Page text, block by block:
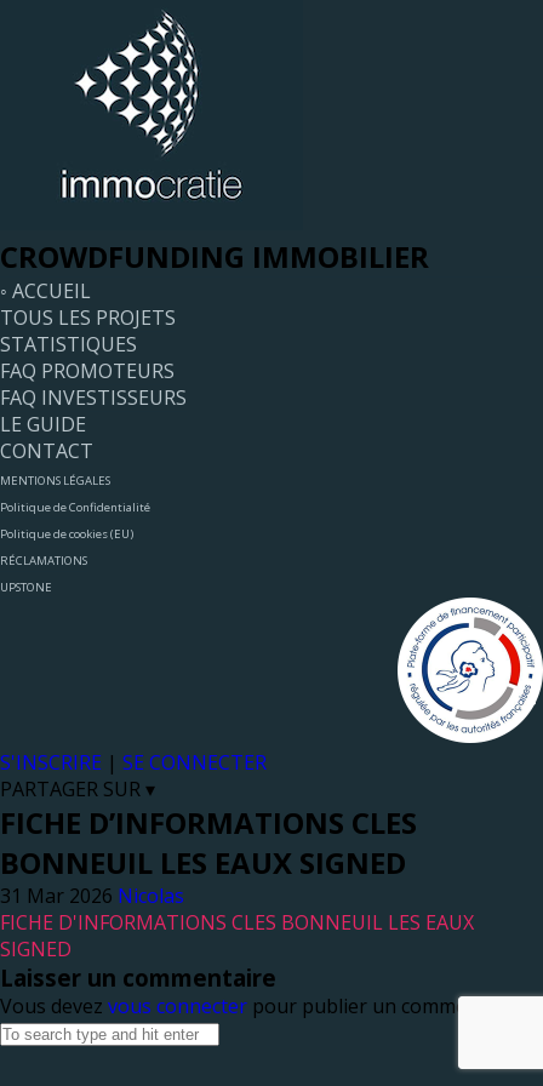
CROWDFUNDING IMMOBILIER
◦ ACCUEIL
TOUS LES PROJETS
STATISTIQUES
FAQ PROMOTEURS
FAQ INVESTISSEURS
LE GUIDE
CONTACT
MENTIONS LÉGALES
Politique de Confidentialité
Politique de cookies (EU)
RÉCLAMATIONS
UPSTONE
S'INSCRIRE | SE CONNECTER
PARTAGER SUR ▾
FICHE D’INFORMATIONS CLES
BONNEUIL LES EAUX SIGNED
Nicolas
FICHE D'INFORMATIONS CLES BONNEUIL LES EAUX
SIGNED
Laisser un commentaire
Vous devez vous connecter pour publier un commentaire.